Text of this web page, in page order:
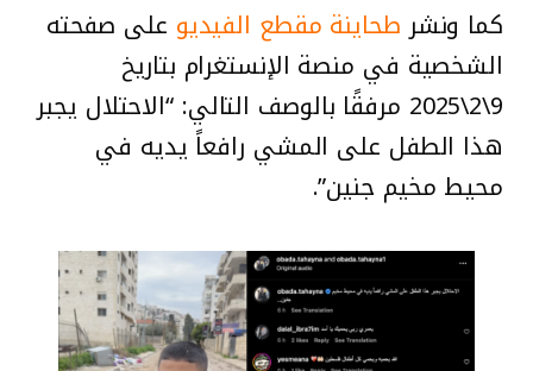
كما ونشرطحاينة مقطع الفيديو على صفحته
الشخصية في منصة الإنستغرام بتاريخ
9\2\2025 مرفقًا بالوصف التالي: “الاحتلال يجبر
هذا الطفل على المشي رافعاً يديه في
محيط مخيم جنين”.